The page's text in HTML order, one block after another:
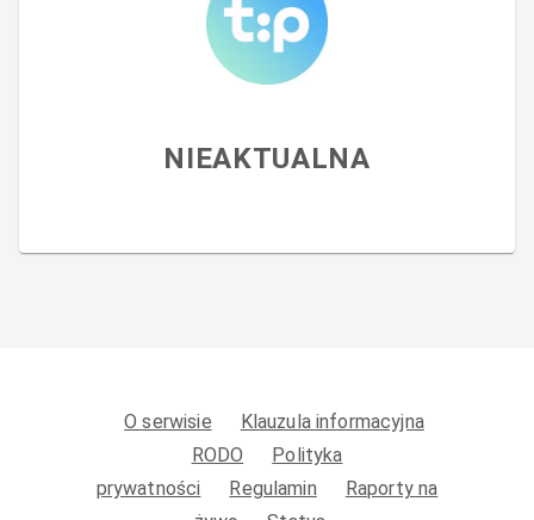
NIEAKTUALNA
O serwisie
Klauzula informacyjna
RODO
Polityka
prywatności
Regulamin
Raporty na